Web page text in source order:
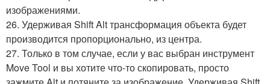
изображениями.
26. Удерживая Shift Alt трансформация объекта будет
производится пропорционально, из центра.
27. Только в том случае, если у вас выбран инструмент
Move Tool и вы хотите что-то скопировать, просто